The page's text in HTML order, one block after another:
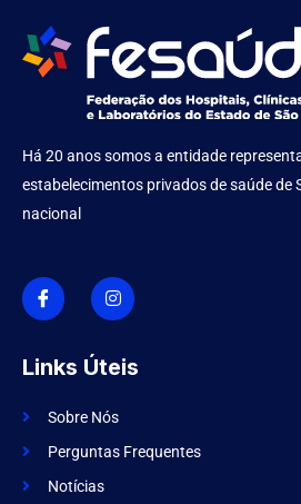
Há 20 anos somos a entidade
estabelecimentos privados de saúde de
nacional
I
c
o
n
f
a
e
o
k
I
n
s
t
g
r
m
Links Úteis
Sobre Nós
Perguntas Frequentes
Notícias